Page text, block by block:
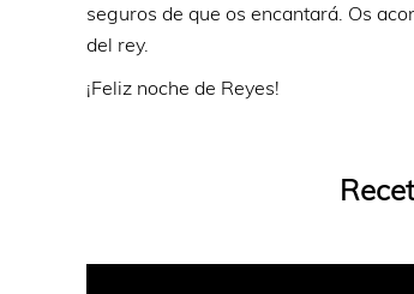
seguros de que os encantará. Os
del rey.
¡Feliz noche de Reyes!